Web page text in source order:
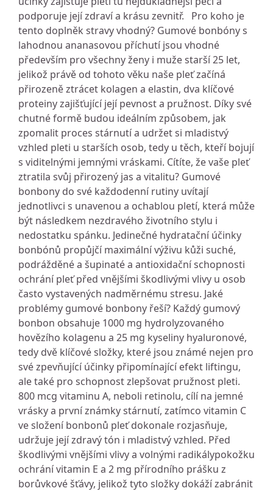
podporuje její zdraví a krásu zevnitř. Pro koho je
tento doplněk stravy vhodný? Gumové bonbóny s
lahodnou ananasovou příchutí jsou vhodné
především pro všechny ženy i muže starší 25 let,
jelikož právě od tohoto věku naše pleť začíná
přirozeně ztrácet kolagen a elastin, dva klíčové
proteiny zajišťující její pevnost a pružnost. Díky své
chutné formě budou ideálním způsobem, jak
zpomalit proces stárnutí a udržet si mladistvý
vzhled pleti u starších osob, tedy u těch, kteří bojují
s viditelnými jemnými vráskami. Cítíte, že vaše pleť
ztratila svůj přirozený jas a vitalitu? Gumové
bonbony do své každodenní rutiny uvítají
jednotlivci s unavenou a ochablou pletí, která může
být následkem nezdravého životního stylu i
nedostatku spánku. Jedinečné hydratační účinky
bonbónů propůjčí maximální výživu kůži suché,
podrážděné a šupinaté a antioxidační schopnosti
ochrání pleť před vnějšími škodlivými vlivy u osob
často vystavených nadměrnému stresu. Jaké
problémy gumové bonbony řeší? Každý gumový
bonbon obsahuje 1000 mg hydrolyzovaného
hovězího kolagenu a 25 mg kyseliny hyaluronové,
tedy dvě klíčové složky, které jsou známé nejen pro
své zpevňující účinky připomínající efekt liftingu,
ale také pro schopnost zlepšovat pružnost pleti.
800 mcg vitaminu A, neboli retinolu, cílí na jemné
vrásky a první známky stárnutí, zatímco vitamin C
ve složení bonbonů pleť dokonale rozjasňuje,
udržuje její zdravý tón i mladistvý vzhled. Před
škodlivými vnějšími vlivy a volnými radikálypokožku
ochrání vitamin E a 2 mg přírodního prášku z
borůvkové šťávy, jelikož tyto složky dokáží zabránit